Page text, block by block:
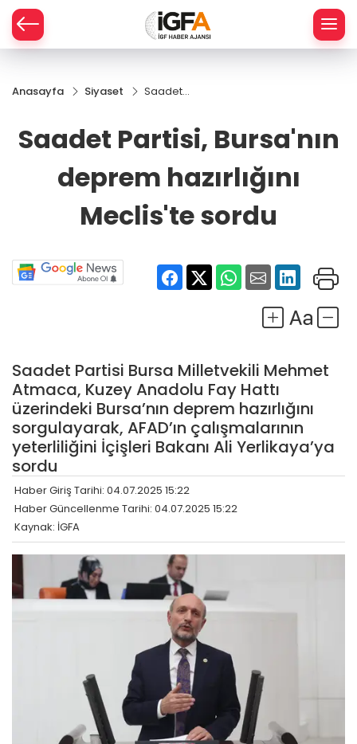
Anasayfa Siyaset
Saadet
deprem
Meclis'te
sordu
Saadet Partisi, Bursa'nın
deprem hazırlığını
Meclis'te sordu
Saadet Partisi Bursa Milletvekili Mehmet
Atmaca, Kuzey Anadolu Fay Hattı
üzerindeki Bursa’nın deprem hazırlığını
sorgulayarak, AFAD’ın çalışmalarının
yeterliliğini İçişleri Bakanı Ali Yerlikaya’ya
sordu
Haber Giriş Tarihi: 04.07.2025 15:22
Haber Güncellenme Tarihi: 04.07.2025 15:22
Kaynak: İGFA